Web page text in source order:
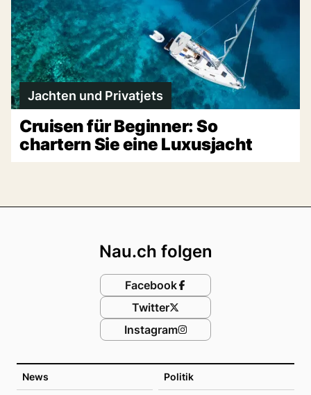
Jachten und Privatjets
Cruisen für Beginner: So
chartern Sie eine Luxusjacht
News Politik
Nau.ch folgen
Facebook
Twitter
Instagram